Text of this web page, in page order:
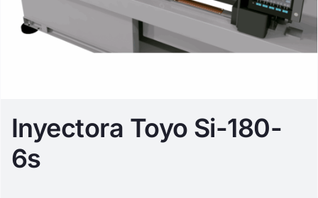
Inyectora Toyo Si-180-
6s